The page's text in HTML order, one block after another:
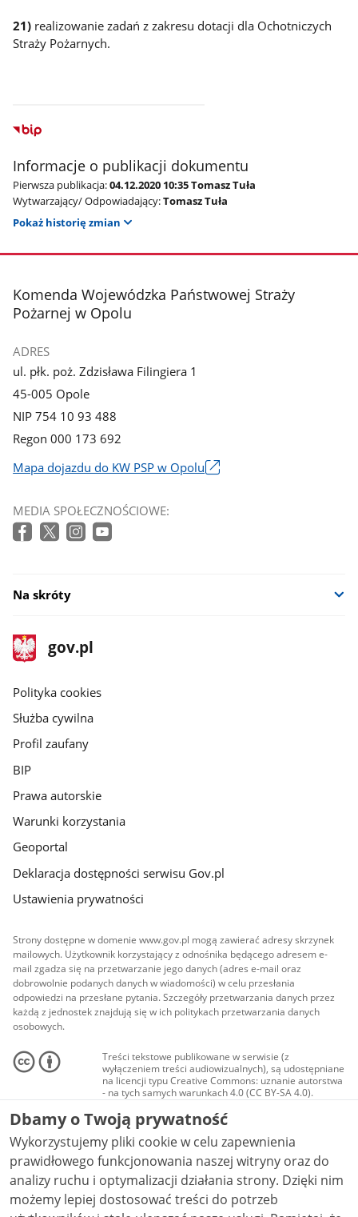
21) realizowanie zadań z zakresu dotacji dla Ochotniczych
Straży Pożarnych.
Informacje o publikacji dokumentu
Pierwsza publikacja:04.12.2020 10:35 Tomasz Tuła
Wytwarzający/ Odpowiadający:Tomasz Tuła
Pokaż historię zmian
stopka
Komenda Wojewódzka Państwowej Straży
Pożarnej w Opolu
ADRES
ul. płk. poż. Zdzisława Filingiera 1
45-005 Opole
NIP 754 10 93 488
Regon 000 173 692
Mapa dojazdu do KW PSP w Opolu
się
w
MEDIA SPOŁECZNOŚCIOWE:
Na skróty
stopka
gov.pl
Strona
gov.pl
gov.pl
Polityka cookies
Służba cywilna
Profil zaufany
BIP
Prawa autorskie
Warunki korzystania
Geoportal
Deklaracja dostępności serwisu Gov.pl
Ustawienia prywatności
Strony dostępne w domenie www.gov.pl mogą zawierać adresy skrzynek
mailowych. Użytkownik korzystający z odnośnika będącego adresem e-
mail zgadza się na przetwarzanie jego danych (adres e-mail oraz
dobrowolnie podanych danych w wiadomości) w celu przesłania
odpowiedzi na przesłane pytania. Szczegóły przetwarzania danych przez
każdą z jednostek znajdują się w ich politykach przetwarzania danych
osobowych.
Treści tekstowe publikowane w serwisie (z
wyłączeniem treści audiowizualnych), są udostępniane
na licencji typu Creative Commons: uznanie autorstwa
- na tych samych warunkach 4.0 (CC BY-SA 4.0).
Materiały audiowizualne, w tym zdjęcia, materiały
audio i wideo, są udostępniane na licencji typu
Creative Commons: uznanie autorstwa użycie
niekomercyjne - bez utworów zależnych 4.0 (CC BY-
NC-ND 4.0), o ile nie jest to stwierdzone inaczej.
Dbamy o Twoją prywatność
Wykorzystujemy pliki cookie w celu zapewnienia
prawidłowego funkcjonowania naszej witryny oraz do
analizy ruchu i optymalizacji działania strony. Dzięki nim
możemy lepiej dostosować treści do potrzeb